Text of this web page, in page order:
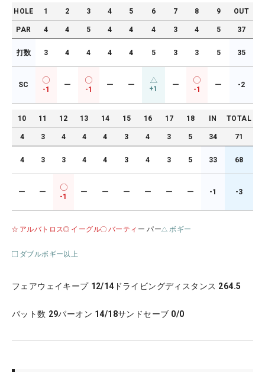
HOLE 1 2 3 4 5 6 7 8 9 OUT
PAR 4 4 5 4 4 4 3 4 5 37
打数 3 4 4 4 4 5 3 3 5 35
SC
-1
ー
-1
ー ー +1 ー
-1
ー -2
10 11 12 13 14 15 16 17 18 IN TOTAL
4 3 4 4 4 3 4 3 5 34 71
4 3 3 4 4 3 4 3 5 33 68
ー ー
-1
ー ー ー ー ー ー -1 -3
アルバトロス イーグル バーティ ー パー ボギー
ダブルボギー以上
フェアウェイキープ 12/14 ドライビングディスタンス 264.5
パット数 29パーオン 14/18サンドセーブ 0/0